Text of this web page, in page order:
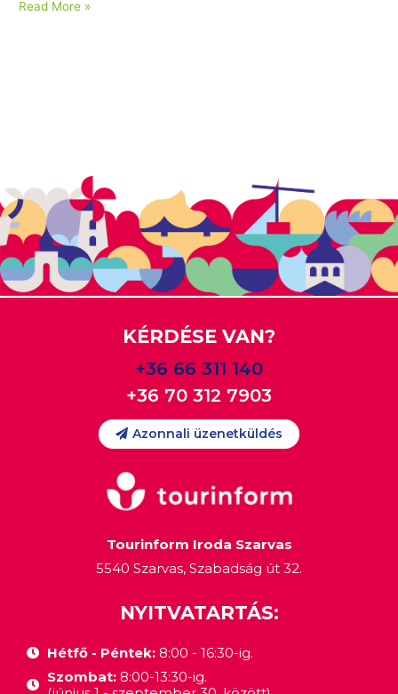
Read More »
KÉRDÉSE VAN?
+36 66 311 140
+36 70 312 7903
Azonnali üzenetküldés
Tourinform Iroda Szarvas
5540 Szarvas, Szabadság út 32.
NYITVATARTÁS:
Hétfő - Péntek:8:00 - 16:30-ig.
Szombat: 8:00-13:30-ig.